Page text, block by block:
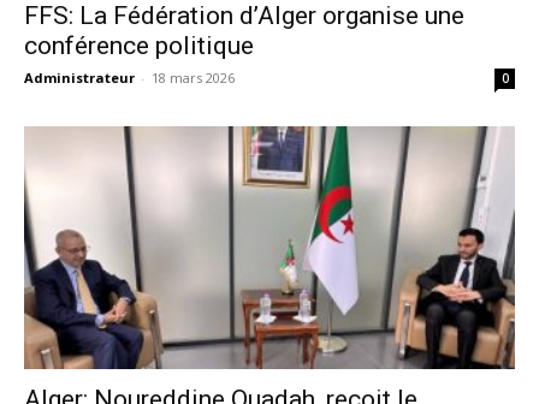
FFS: La Fédération d’Alger organise une
conférence politique
Administrateur - 18 mars 2026 0